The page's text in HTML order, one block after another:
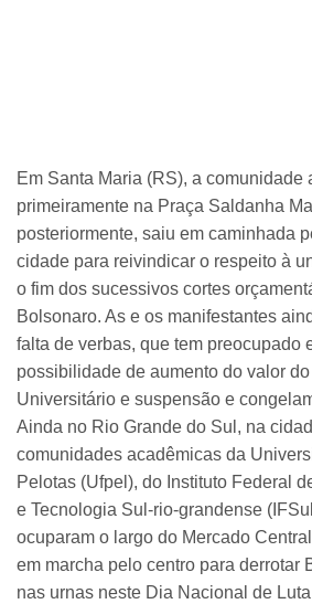
Em Santa Maria (RS), a comunidade
primeiramente na Praça Saldanha
posteriormente, saiu em caminhada
cidade para reivindicar o respeito à
o fim dos sucessivos cortes
Bolsonaro. As e os manifestantes
falta de verbas, que tem preocupado
possibilidade de aumento do valor
Universitário e suspensão e
Ainda no Rio Grande do Sul, na
comunidades acadêmicas da
Pelotas (Ufpel), do Instituto Federal
e Tecnologia Sul-rio-grandense
ocuparam o largo do Mercado
em marcha pelo centro para derrotar
nas urnas neste Dia Nacional de